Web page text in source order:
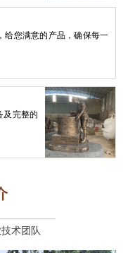
给您满意的产品，确保每一
及完整的
术团队